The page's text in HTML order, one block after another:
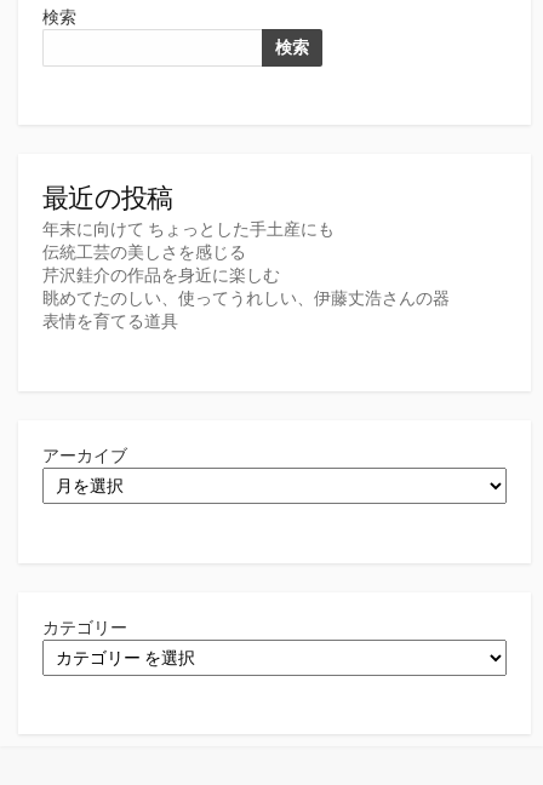
検索
検索
最近の投稿
年末に向けて ちょっとした手土産にも
伝統工芸の美しさを感じる
芹沢銈介の作品を身近に楽しむ
眺めてたのしい、使ってうれしい、伊藤丈浩さんの器
表情を育てる道具
アーカイブ
カテゴリー